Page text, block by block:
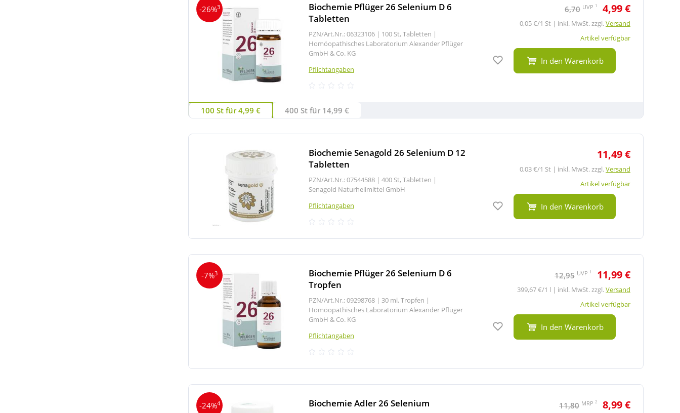
-26%3
Biochemie Pflüger 26 Selenium D 6
Tabletten
PZN/Art.Nr.: 06323106 | 100 St, Tabletten |
Homöopathisches Laboratorium Alexander Pflüger
GmbH & Co. KG
Pflichtangaben
6,70 UVP 1 4,99 €
0,05 €/1 St | inkl. MwSt. zzgl.Versand
Artikel verfügbar
Auf den Merkzettel
In den Warenkorb
100 St für 4,99 € 400 St für 14,99 €
Biochemie Senagold 26 Selenium D 12
Tabletten
PZN/Art.Nr.: 07544588 | 400 St, Tabletten |
Senagold Naturheilmittel GmbH
Pflichtangaben
11,49 €
0,03 €/1 St | inkl. MwSt. zzgl.Versand
Artikel verfügbar
Auf den Merkzettel
In den Warenkorb
-7%3
Biochemie Pflüger 26 Selenium D 6
Tropfen
PZN/Art.Nr.: 09298768 | 30 ml, Tropfen |
Homöopathisches Laboratorium Alexander Pflüger
GmbH & Co. KG
Pflichtangaben
12,95 UVP 1 11,99 €
399,67 €/1 l | inkl. MwSt. zzgl.Versand
Artikel verfügbar
Auf den Merkzettel
In den Warenkorb
-24%4 Biochemie Adler 26 Selenium 11,80 MRP 2 8,99 €